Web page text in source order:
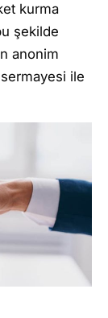
kurma
şekilde
anonim
ile